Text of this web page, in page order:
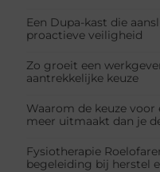
Een Dupa-kast die
proactieve veiligheid
Zo groeit een
aantrekkelijke keuze
Waarom de keuze
meer uitmaakt dan je
Fysiotherapie
begeleiding bij herstel